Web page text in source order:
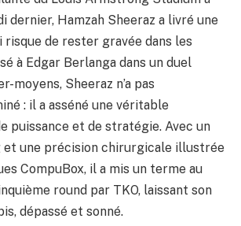
dernier, Hamzah Sheeraz a livré une
de rester gravée dans les
à Edgar Berlanga dans un duel
moyens, Sheeraz n’a pas
: il a asséné une véritable
puissance et de stratégie. Avec un
une précision chirurgicale illustrée
CompuBox, il a mis un terme au
round par TKO, laissant son
dépassé et sonné.